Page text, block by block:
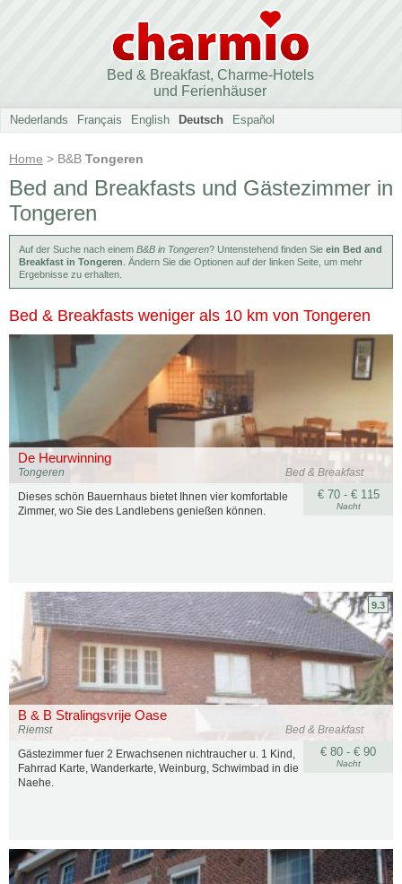
Bed & Breakfast, Charme-Hotels
und Ferienhäuser
Nederlands Français English Deutsch Español
Home > B&B Tongeren
Bed and Breakfasts und Gästezimmer in
Tongeren
Auf der Suche nach einem B&B in Tongeren? Untenstehend finden Sie ein Bed and
Breakfast in Tongeren . Ändern Sie die Optionen auf der linken Seite, um mehr
Ergebnisse zu erhalten.
Bed & Breakfasts weniger als 10 km von Tongeren
De Heurwinning
Bed & Breakfast
Tongeren
€ 70 - € 115
Nacht
Dieses schön Bauernhaus bietet Ihnen vier komfortable
Zimmer, wo Sie des Landlebens genießen können.
B & B Stralingsvrije Oase
Bed & Breakfast
Riemst
9.3
€ 80 - € 90
Nacht
Gästezimmer fuer 2 Erwachsenen nichtraucher u. 1 Kind,
Fahrrad Karte, Wanderkarte, Weinburg, Schwimbad in die
Naehe.